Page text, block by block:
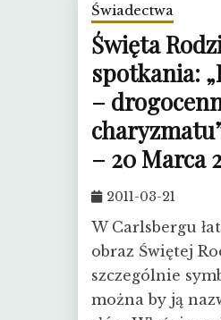
Świadectwa
Święta
spotkania:
–
– 20 Marca
2011-03-21
W Carlsbergu
obraz Świętej
szczególnie
można by ją